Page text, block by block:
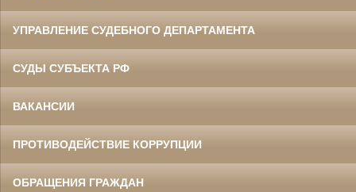
УПРАВЛЕНИЕ СУДЕБНОГО ДЕПАРТАМЕНТА
СУДЫ СУБЪЕКТА РФ
ВАКАНСИИ
ПРОТИВОДЕЙСТВИЕ КОРРУПЦИИ
ОБРАЩЕНИЯ ГРАЖДАН